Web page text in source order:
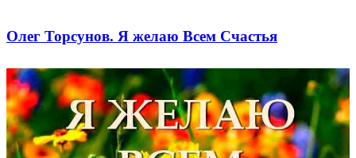
Олег Торсунов. Я желаю Всем Счастья